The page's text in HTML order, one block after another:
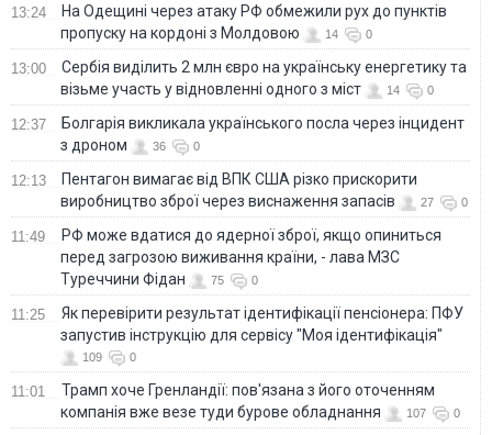
13:24
На Одещині через атаку РФ обмежили рух до пунктів
пропуску на кордоні з Молдовою
14 0
13:00
Сербія виділить 2 млн євро на українську енергетику та
візьме участь у відновленні одного з міст
14 0
12:37
Болгарія викликала українського посла через інцидент
з дроном
36 0
12:13
Пентагон вимагає від ВПК США різко прискорити
виробництво зброї через виснаження запасів
27 0
11:49
РФ може вдатися до ядерної зброї, якщо опиниться
перед загрозою виживання країни, - лава МЗС
Туреччини Фідан
75 0
11:25
Як перевірити результат ідентифікації пенсіонера: ПФУ
запустив інструкцію для сервісу "Моя ідентифікація"
109 0
11:01
Трамп хоче Гренландії: пов'язана з його оточенням
компанія вже везе туди бурове обладнання
107 0